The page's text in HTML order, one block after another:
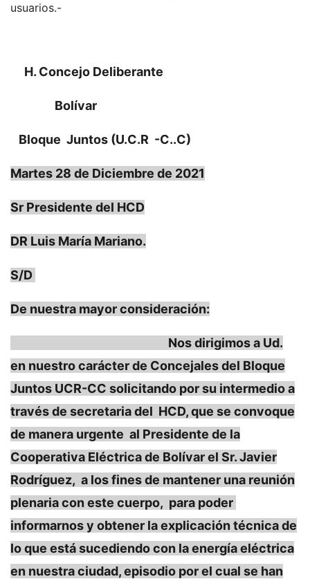
usuarios.-
H. Concejo Deliberante
Bolívar
Bloque Juntos (U.C.R -C..C)
Martes 28 de Diciembre de 2021
Sr Presidente del HCD
DR Luis María Mariano.
S/D
De nuestra mayor consideración:
Nos dirigimos a Ud.
en nuestro carácter de Concejales del Bloque
Juntos UCR-CC solicitando por su intermedio a
través de secretaria del HCD, que se convoque
de manera urgente al Presidente de la
Cooperativa Eléctrica de Bolívar el Sr. Javier
Rodríguez, a los fines de mantener una reunión
plenaria con este cuerpo, para poder
informarnos y obtener la explicación técnica de
lo que está sucediendo con la energía eléctrica
en nuestra ciudad, episodio por el cual se han